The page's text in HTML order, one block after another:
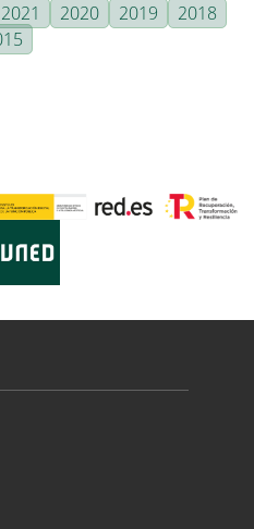
2021 2020 2019
2018